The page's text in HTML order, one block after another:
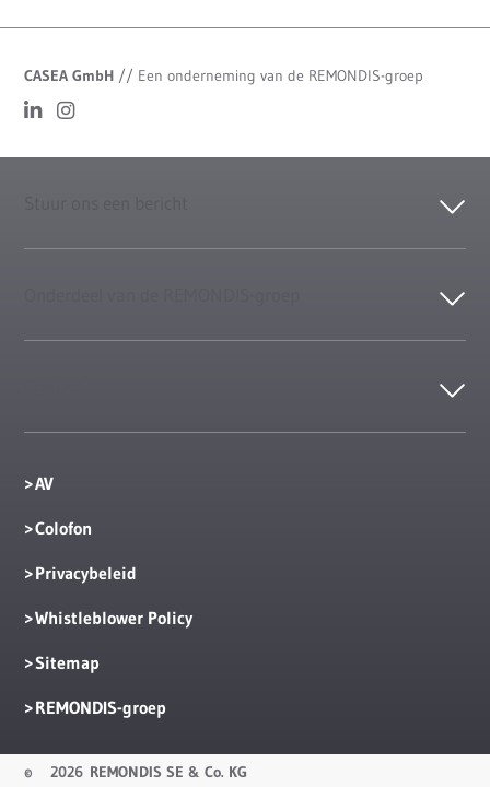
CASEA GmbH // Een onderneming van de REMONDIS-groep
AV
Colofon
Privacybeleid
Whistleblower Policy
Sitemap
REMONDIS-groep
© 2026 REMONDIS SE & Co. KG